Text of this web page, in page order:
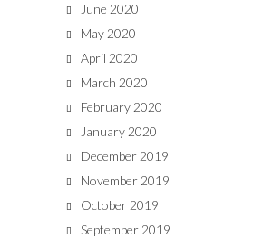
June 2020
May 2020
April 2020
March 2020
February 2020
January 2020
December 2019
November 2019
October 2019
September 2019